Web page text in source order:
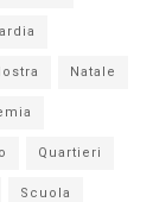
Natale
Quartieri
Scuola